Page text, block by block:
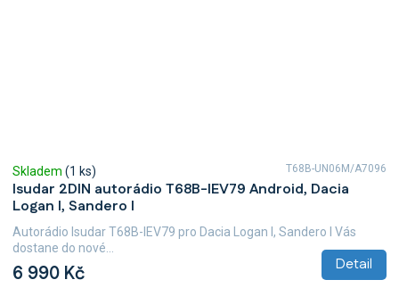
Isudar 2DIN autorádio T68B-IEV79 Android, Dacia
Logan I, Sandero I
Skladem (1 ks)
6 990 Kč Detail
Autorádio Isudar T68B-IEV79 pro Dacia Logan I, Sandero I Vás
dostane do nové...
T68B-UN06M/A7096